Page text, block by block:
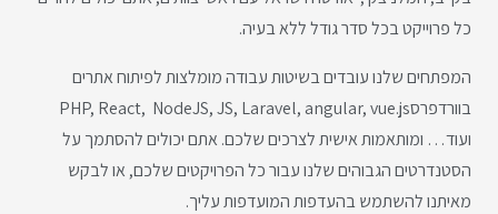
כל פרוייקט בכל סדר גודל ללא בעיה.
המפתחים שלנו עובדים בשיטות עבודה מומלצות לפיתוח אתרים
בוורדפרסPHP, React, NodeJS, JS, Laravel, angular, vue.js
ועוד… ומותאמות אישית לצרכים שלכם. אתם יכולים להסתמך על
הסטנדרטים הגבוהים שלנו עבור כל הפרויקטים שלכם, או לבקש
מאיתנו להשתמש בהעדפות המועדפות עליך.